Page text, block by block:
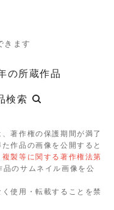
きます
の所蔵作品
検索
著作権の保護期間が満了
作品の画像を公開すると
製等に関する著作権法第
品のサムネイル画像を公
使用・転載することを禁